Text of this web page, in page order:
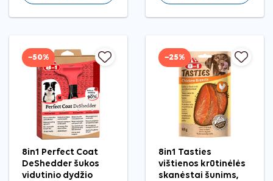
−50%
8in1 Perfect Coat
DeShedder šukos
vidutinio dydžio
−25%
8in1 Tasties
vištienos krūtinėlės
skanėstai šunims,